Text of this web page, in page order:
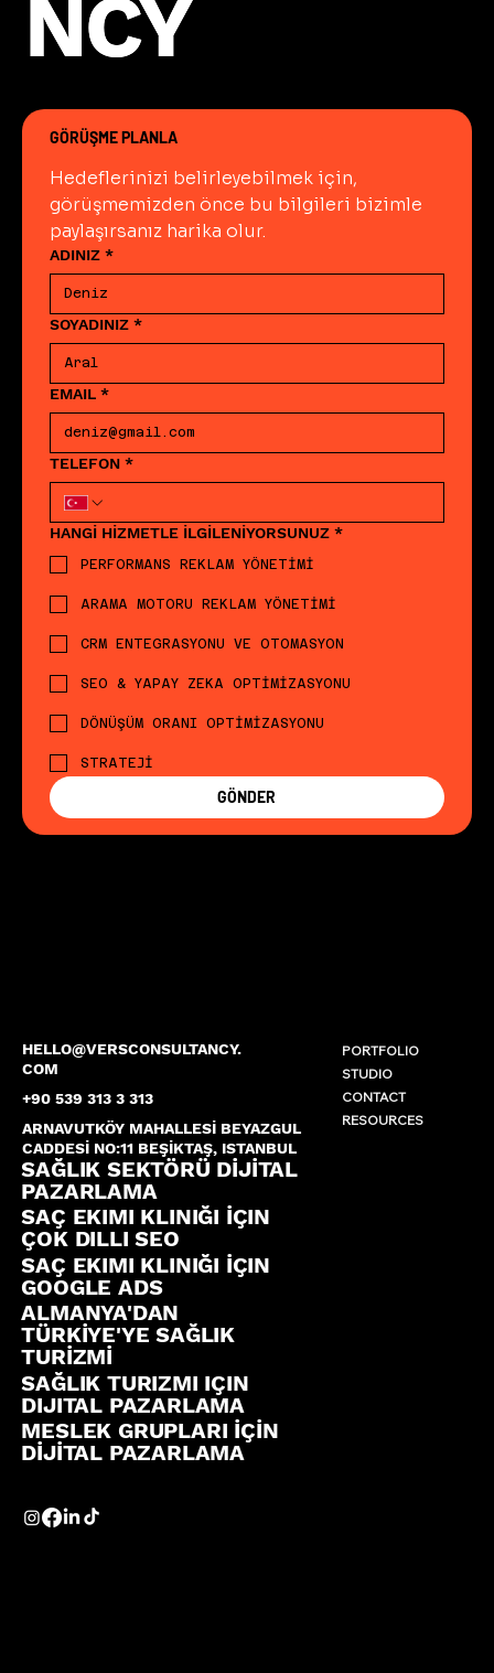
okunmalıdır. Bu kaynaklar
birlikte kullanıldığında hem
teorik altyapı hem de uygulama
NCY
NCY
HELLO@VERSCONSULTANCY.
COM
+90 539 313 3 313
ARNAVUTKÖY MAHALLESİ BEYAZGUL
CADDESİ NO:11 BEŞİKTAŞ, ISTANBUL
SAĞLIK SEKTÖRÜ DİJİTAL
PAZARLAMA
SAÇ EKIMI KLINIĞI İÇIN
ÇOK DILLI SEO
SAÇ EKIMI KLINIĞI İÇIN
GOOGLE ADS
ALMANYA'DAN
TÜRKİYE'YE SAĞLIK
TURİZMİ
SAĞLIK TURIZMI IÇIN
DIJITAL PAZARLAMA
MESLEK GRUPLARI İÇİN
DİJİTAL PAZARLAMA
PORTFOLIO
STUDIO
CONTACT
RESOURCES
GÖRÜŞME PLANLA
Hedeflerinizi belirleyebilmek için,
görüşmemizden önce bu bilgileri bizimle
paylaşırsanız harika olur.
ADINIZ *
SOYADINIZ *
EMAIL *
TELEFON *
HANGİ HİZMETLE İLGİLENİYORSUNUZ *
PERFORMANS REKLAM YÖNETİMİ
ARAMA MOTORU REKLAM YÖNETİMİ
CRM ENTEGRASYONU VE OTOMASYON
SEO & YAPAY ZEKA OPTİMİZASYONU
DÖNÜŞÜM ORANI OPTİMİZASYONU
STRATEJİ
GÖNDER